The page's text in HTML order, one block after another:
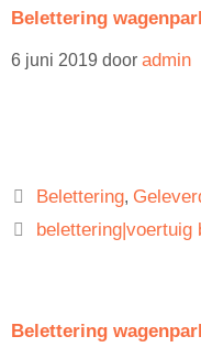
Belettering
6 juni 2019 door admin
Belettering,
belettering|voertuig
Belettering